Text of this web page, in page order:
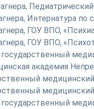
Интернатура по
ГОУ ВПО,
ГОУ ВПО,
академия